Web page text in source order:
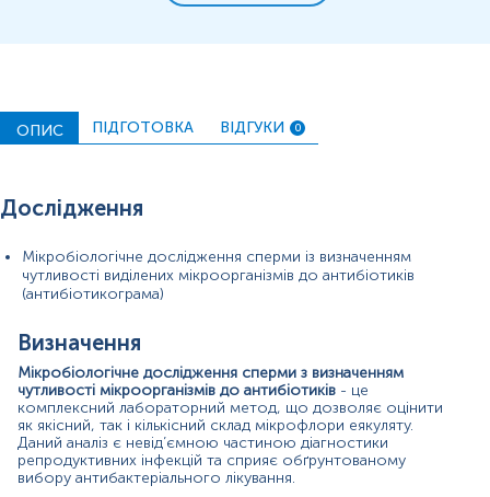
інфекції, що зміцнює контроль над розвитком
антибіотикорезистентності.
Хронічні або рецидивуючі запальні процеси:
Симптоми інфекції: біль при сечовипусканні,
дискомфорт у паховій зоні, патологічні виділення.
Підозра на бактеріальну причину чоловічого
безпліддя.
Контроль ефективності антибіотикотерапії після
лікування урогенітальних інфекцій.
Обстеження партнерів перед плануванням
вагітності.
Оцінка впливу хронічних захворювань на
репродуктивну систему.
Профілактичне обстеження чоловіків із групи
ризику (спортсмени, особи, що часто приймають
ОПИС ПІДГОТОВКА ВІДГУКИ 0
Дослідження
Мікробіологічне дослідження сперми із визначенням
чутливості виділених мікроорганізмів до антибіотиків
(антибіотикограма)
Визначення
Мікробіологічне дослідження сперми з визначенням
чутливості мікроорганізмів до антибіотиків - це
комплексний лабораторний метод, що дозволяє оцінити
як якісний, так і кількісний склад мікрофлори еякуляту.
Даний аналіз є невід’ємною частиною діагностики
репродуктивних інфекцій та сприяє обґрунтованому
вибору антибактеріального лікування.